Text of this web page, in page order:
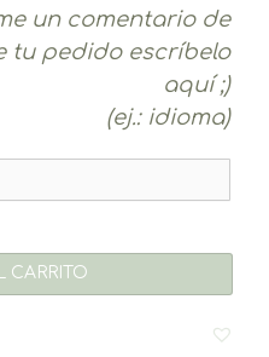
un comentario de
tu pedido escríbelo
aquí ;)
(ej.: idioma)
CARRITO